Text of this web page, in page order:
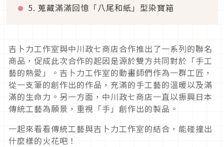
5. 蒐藏滿滿回憶「八尾和紙」型染寶箱
吉卜力工作室與中川政七商店合作推出了一系列的聯名
商品，促成此次合作的起因是源於雙方共同對於「手工
藝的熱愛」。吉卜力工作室的動畫師們作為一群工匠，
從一支筆的創作出的作品，充滿的手工藝的溫暖以及滿
滿的生命力。另一方面，中川政七商店一直以振興日本
傳統工藝為願景，重視「手」創作出的製品。
一起來看看傳統工藝與吉卜力工作室的結合，能碰撞出
什麼樣的火花吧！